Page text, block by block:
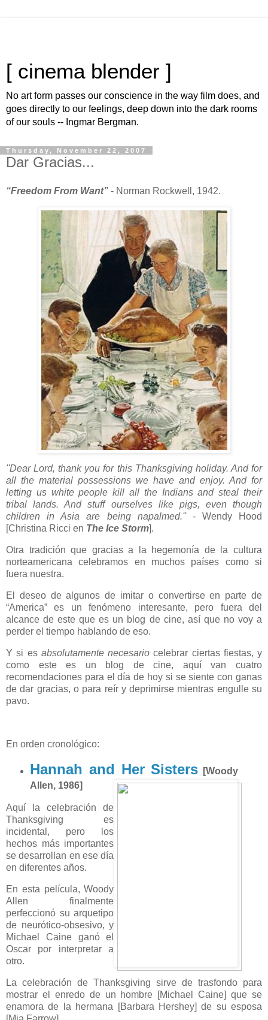
[ cinema blender ]
No art form passes our conscience in the way film does, and
goes directly to our feelings, deep down into the dark rooms
of our souls -- Ingmar Bergman.
Thursday, November 22, 2007
Dar Gracias...
“Freedom From Want” - Norman Rockwell, 1942.
''Dear Lord, thank you for this Thanksgiving holiday. And for
all the material possessions we have and enjoy. And for
letting us white people kill all the Indians and steal their
tribal lands. And stuff ourselves like pigs, even though
children in Asia are being napalmed.'' - Wendy Hood
[Christina Ricci en The Ice Storm].
Otra tradición que gracias a la hegemonía de la cultura
norteamericana celebramos en muchos países como si
fuera nuestra.
El deseo de algunos de imitar o convertirse en parte de
“America” es un fenómeno interesante, pero fuera del
alcance de este que es un blog de cine, así que no voy a
perder el tiempo hablando de eso.
Y si es absolutamente necesario celebrar ciertas fiestas, y
como este es un blog de cine, aquí van cuatro
recomendaciones para el día de hoy si se siente con ganas
de dar gracias, o para reír y deprimirse mientras engulle su
pavo.
En orden cronológico:
Hannah and Her Sisters [Woody
Allen, 1986]
Aquí la celebración de
Thanksgiving es
incidental, pero los
hechos más importantes
se desarrollan en ese día
en diferentes años.
En esta película, Woody
Allen finalmente
perfeccionó su arquetipo
de neurótico-obsesivo, y
Michael Caine ganó el
Oscar por interpretar a
otro.
La celebración de Thanksgiving sirve de trasfondo para
mostrar el enredo de un hombre [Michael Caine] que se
enamora de la hermana [Barbara Hershey] de su esposa